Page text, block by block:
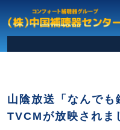
山陰放送「なんで
TVCMが放映されま